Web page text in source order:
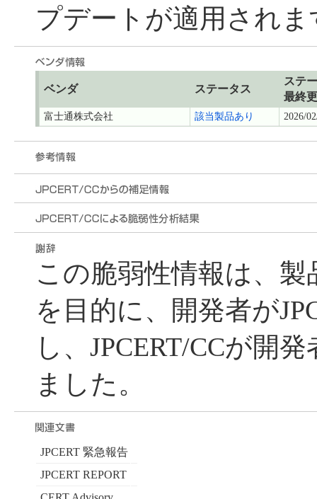
プデートが適用されま
ベンダ ステータス
ステ
最終
富士通株式会社 該当製品あり 2026/
この脆弱性情報は、
を目的に、開発者が
し、JPCERT/CCが開
ました。
JPCERT 緊急報告
JPCERT REPORT